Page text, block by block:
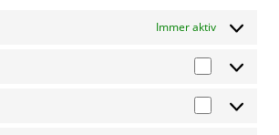
Immer aktiv
Vorlieben
Statistiken